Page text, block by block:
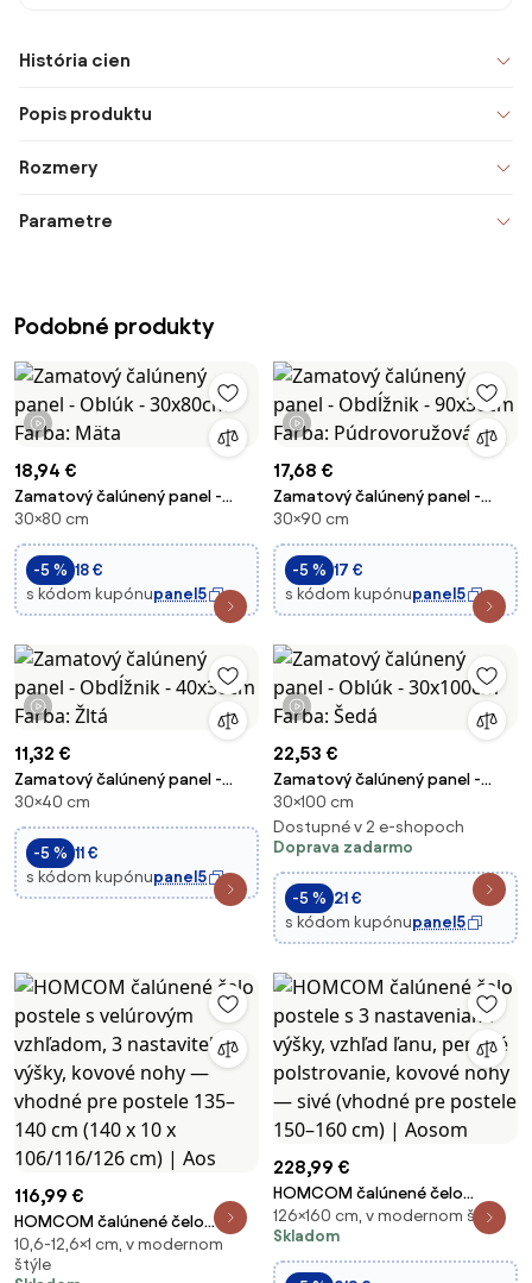
História cien
Popis produktu
Rozmery
Parametre
Podobné produkty
1 video
18,94 €
Zamatový čalúnený panel -
Oblúk - 30x80cm Farba: Mäta
30×80 cm
-5 % 18 €
s kódom kupónupanel5
1 video
17,68 €
Zamatový čalúnený panel -
Obdĺžnik - 90x30cm Farba:
Púdrovoružová
30×90 cm
-5 % 17 €
s kódom kupónupanel5
1 video
11,32 €
Zamatový čalúnený panel -
Obdĺžnik - 40x30cm Farba: Žltá
30×40 cm
-5 % 11 €
s kódom kupónupanel5
1 video
22,53 €
Zamatový čalúnený panel -
Oblúk - 30x100cm Farba: Šedá
30×100 cm
Dostupné v 2 e-shopoch
Doprava zadarmo
-5 % 21 €
s kódom kupónupanel5
116,99 €
HOMCOM čalúnené čelo
postele s velúrovým vzhľadom,
3 nastaviteľné výšky, kovové
10,6-12,6×1 cm, v modernom
štýle
228,99 €
HOMCOM čalúnené čelo
postele s 3 nastaveniami výšky,
vzhľad ľanu, penové
polstrovanie, kovové nohy —
126×160 cm, v modernom štýle
Skladom